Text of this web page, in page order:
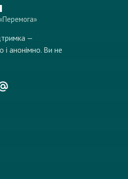
—
анонімно. Ви не